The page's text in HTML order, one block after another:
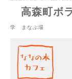
高森町ボ
学 まなぶ場